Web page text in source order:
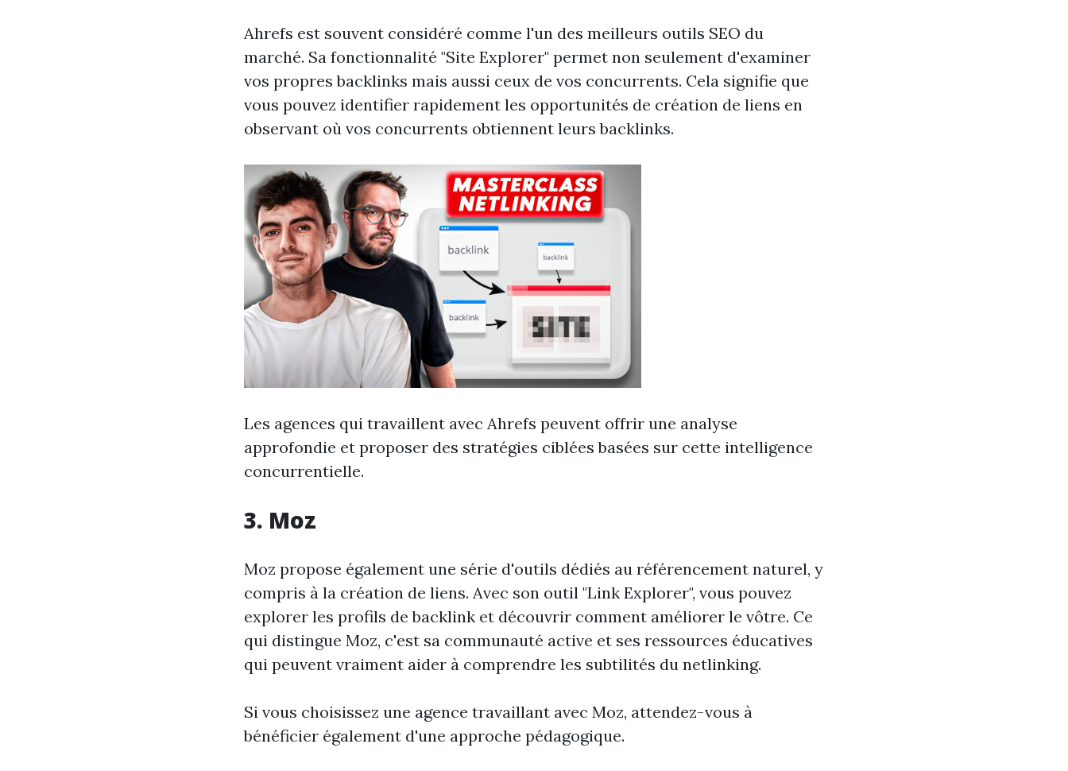
Ahrefs est souvent considéré comme l'un des meilleurs outils SEO du
marché. Sa fonctionnalité "Site Explorer" permet non seulement d'examiner
vos propres backlinks mais aussi ceux de vos concurrents. Cela signifie que
vous pouvez identifier rapidement les opportunités de création de liens en
observant où vos concurrents obtiennent leurs backlinks.
Les agences qui travaillent avec Ahrefs peuvent offrir une analyse
approfondie et proposer des stratégies ciblées basées sur cette intelligence
concurrentielle.
3. Moz
Moz propose également une série d'outils dédiés au référencement naturel, y
compris à la création de liens. Avec son outil "Link Explorer", vous pouvez
explorer les profils de backlink et découvrir comment améliorer le vôtre. Ce
qui distingue Moz, c'est sa communauté active et ses ressources éducatives
qui peuvent vraiment aider à comprendre les subtilités du netlinking.
Si vous choisissez une agence travaillant avec Moz, attendez-vous à
bénéficier également d'une approche pédagogique.